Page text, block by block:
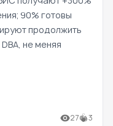
90% готовы
продолжить
не меняя
27 3